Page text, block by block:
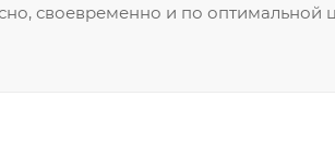
своевременно и по оптимальной